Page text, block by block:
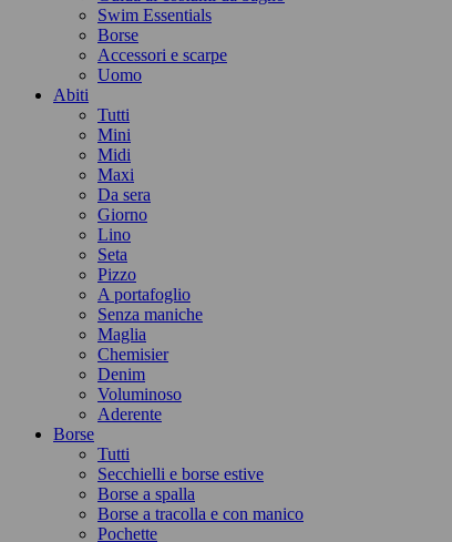
Swim Essentials
Borse
Accessori e scarpe
Uomo
Abiti
Tutti
Mini
Midi
Maxi
Da sera
Giorno
Lino
Seta
Pizzo
A portafoglio
Senza maniche
Maglia
Chemisier
Denim
Voluminoso
Aderente
Borse
Tutti
Secchielli e borse estive
Borse a spalla
Borse a tracolla e con manico
Pochette